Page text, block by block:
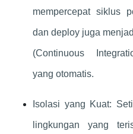
mempercepat siklus
dan deploy juga
(Continuous
yang otomatis.
Isolasi yang Kuat:
lingkungan yang